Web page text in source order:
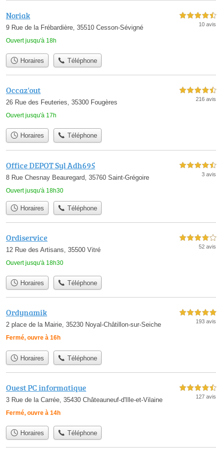
Noriak
9 Rue de la Frébardière, 35510 Cesson-Sévigné
Ouvert jusqu'à 18h
4,5 étoiles sur 5
10 avis
Horaires Téléphone
Occaz'out
26 Rue des Feuteries, 35300 Fougères
Ouvert jusqu'à 17h
4,5 étoiles sur 5
216 avis
Horaires Téléphone
Office DEPOT Syl Adh695
8 Rue Chesnay Beauregard, 35760 Saint-Grégoire
Ouvert jusqu'à 18h30
4,5 étoiles sur 5
3 avis
Horaires Téléphone
Ordiservice
12 Rue des Artisans, 35500 Vitré
Ouvert jusqu'à 18h30
4,0 étoiles sur 5
52 avis
Horaires Téléphone
Ordynamik
2 place de la Mairie, 35230 Noyal-Châtillon-sur-Seiche
Fermé, ouvre à 16h
5,0 étoiles sur 5
193 avis
Horaires Téléphone
Ouest PC informatique
3 Rue de la Carrée, 35430 Châteauneuf-d'Ille-et-Vilaine
Fermé, ouvre à 14h
4,5 étoiles sur 5
127 avis
Horaires Téléphone